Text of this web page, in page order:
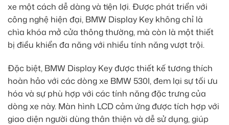
xe một cách dễ dàng và tiện lợi. Được phát triển với
công nghệ hiện đại, BMW Display Key không chỉ là
chìa khóa mở cửa thông thường, mà còn là một thiết
bị điều khiển đa năng với nhiều tính năng vượt trội.
Đặc biệt, BMW Display Key được thiết kế tương thích
hoàn hảo với các dòng xe BMW 530I, đem lại sự tối ưu
hóa và sự phù hợp với các tính năng đặc trưng của
dòng xe này. Màn hình LCD cảm ứng được tích hợp với
giao diện người dùng thân thiện và dễ sử dụng, giúp